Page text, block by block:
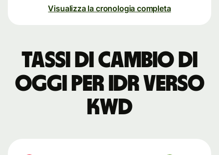
Visualizza la cronologia completa
Tassi di cambio di
oggi per IDR verso
KWD